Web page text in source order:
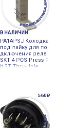
В НАЛИЧИИ
PA1APSJ Колодка
под пайку для по
дключения реле
SKT 4 POS Press F
it ST Thru-Hole
560₽